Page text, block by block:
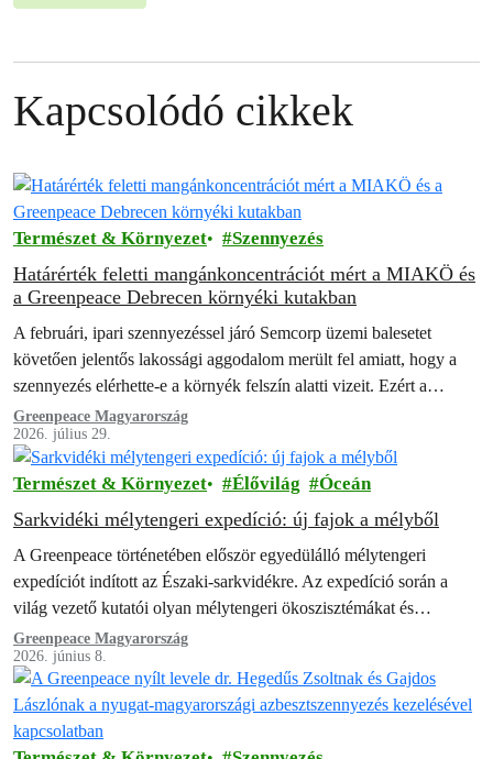
Kapcsolódó cikkek
Természet & Környezet Szennyezés
Határérték feletti mangánkoncentrációt mért a MIAKÖ és
a Greenpeace Debrecen környéki kutakban
A februári, ipari szennyezéssel járó Semcorp üzemi balesetet
követően jelentős lakossági aggodalom merült fel amiatt, hogy a
szennyezés elérhette-e a környék felszín alatti vizeit. Ezért a
Mikepércsi Anyák a Környezetért…
Greenpeace Magyarország
2026. július 29.
Természet & Környezet Élővilág Óceán
Sarkvidéki mélytengeri expedíció: új fajok a mélyből
A Greenpeace történetében először egyedülálló mélytengeri
expedíciót indított az Északi-sarkvidékre. Az expedíció során a
világ vezető kutatói olyan mélytengeri ökoszisztémákat és
területeket tártak fel, amelyek mindezidáig rejtve voltak az
ember…
Greenpeace Magyarország
2026. június 8.